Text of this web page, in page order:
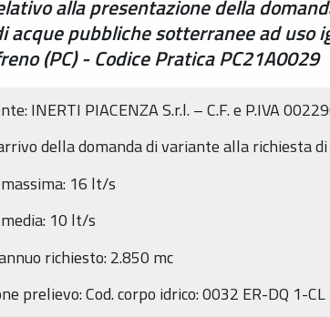
alla presentazione della
acque pubbliche sotterranee ad uso
(PC) - Codice Pratica PC21A0029
INERTI PIACENZA S.r.l. – C.F. e P.IVA
della domanda di variante alla richiesta
16 lt/s
10 lt/s
richiesto: 2.850 mc
prelievo: Cod. corpo idrico: 0032 ER-DQ 1-